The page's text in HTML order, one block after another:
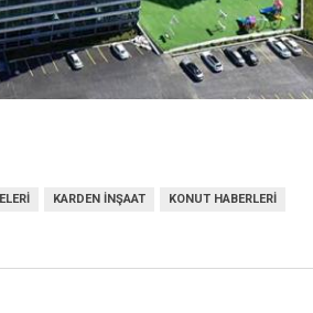
KARDEN İNŞAAT KONUT HABERLERI